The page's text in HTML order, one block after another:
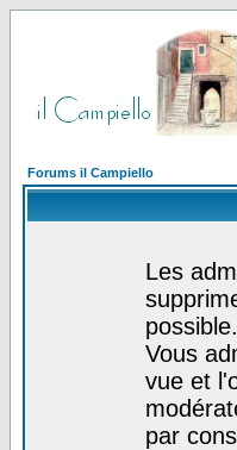
Forums il Campiello
Les
Vous
vue et
par